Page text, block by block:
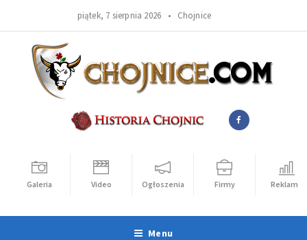
piątek, 7 sierpnia 2026 • Chojnice
Galeria Video Ogłoszenia Firmy Reklama
Menu